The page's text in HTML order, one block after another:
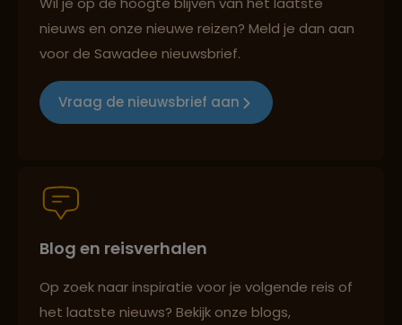
Groepsreizen mét indivuele vrijheid
Best beoordeelde reisroutes
nieuws en onze nieuwe reizen? Meld je dan aan
voor de Sawadee nieuwsbrief.
Vraag de nieuwsbrief aan
Blog en reisverhalen
Op zoek naar inspiratie voor je volgende reis of
het laatste nieuws? Bekijk onze blogs,